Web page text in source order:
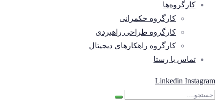
کارگروه‌ها
کارگروه حکمرانی
کارگروه طراحی راهبردی
کارگروه راهکارهای دیجیتال
تماس با رستا
Linkedin Instagram